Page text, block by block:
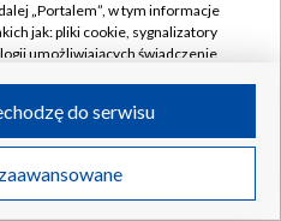
S.A. w likwidacji
„Portalem”, w tym informacje
jak: pliki cookie, sygnalizatory
umożliwiających świadczenie
odwiedzania przez Ciebie
takie jak adresy IP, identyfikatory
do serwisu